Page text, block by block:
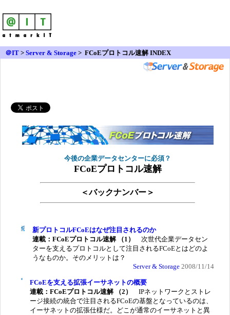
＠IT > Server & Storage > FCoEプロトコル速解 INDEX
今後の企業データセンターに必須？
FCoEプロトコル速解
＜バックナンバー＞
新プロトコルFCoEはなぜ注目されるのか
連載：FCoEプロトコル速解 （1）
次世代企業データセン
ターを支えるプロトコルとして注目されるFCoEとはどのよ
うなものか。そのメリットは？
Server & Storage 2008/11/14
FCoEを支える拡張イーサネットの概要
連載：FCoEプロトコル速解 （2）
IPネットワークとストレ
ージ接続の統合で注目されるFCoEの基盤となっているのは、
イーサネットの拡張仕様だ。どこが通常のイーサネットと異